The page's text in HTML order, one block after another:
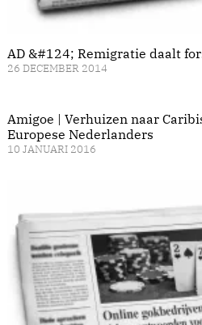
AD &#124; Remigratie daalt
26 DECEMBER 2014
Amigoe | Verhuizen naar
Europese Nederlanders
10 JANUARI 2016